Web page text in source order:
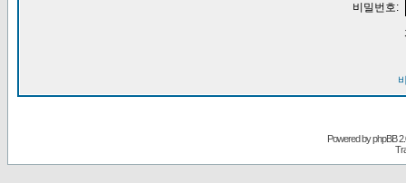
비밀번호:
Powered byphpBB